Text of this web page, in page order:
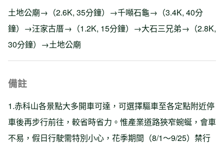
土地公廟→（2.6K, 35分鐘）→千噸石龜→（3.4K, 40分
鐘）→汪家古厝→（1.2K, 15分鐘）→大石三兄弟→（2.8K,
30分鐘）→土地公廟
備註
1.赤科山各景點大多開車可達，可選擇驅車至各定點附近停
車後再步行前往，較省時省力。惟產業道路狹窄蜿蜒，會車
不易，假日行駛需特別小心，花季期間（8/1～9/25）禁行